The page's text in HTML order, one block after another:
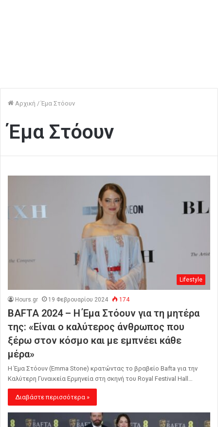
Αρχική / Έμα Στόουν
Έμα Στόουν
Lifestyle
Hours.gr 19 Φεβρουαρίου 2024 174
BAFTA 2024 – H Έμα Στόουν για τη μητέρα
της: «Είναι ο καλύτερος άνθρωπος που
ξέρω στον κόσμο και με εμπνέει κάθε
μέρα»
H Έμα Στόουν (Emma Stone) κρατώντας το βραβείο Bafta για την
Καλύτερη Γυναικεία Ερμηνεία στη σκηνή του Royal Festival Hall…
Διαβάστε περισσότερα »